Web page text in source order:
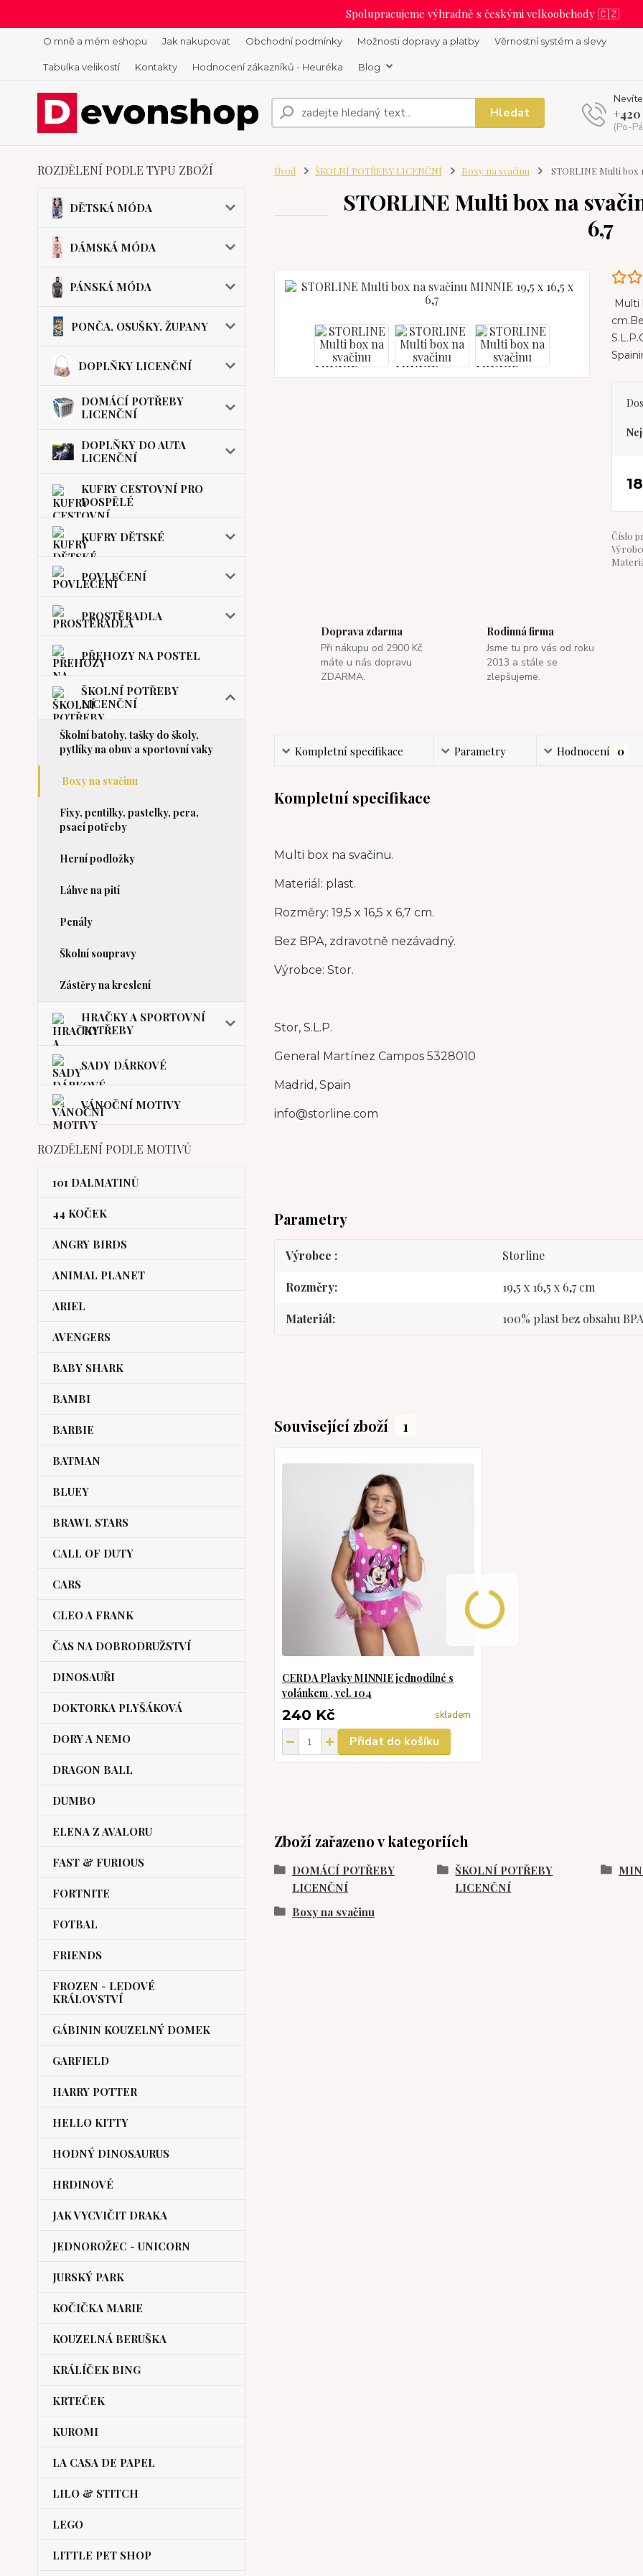
Spolupracujeme výhradně s českými velkoobchody 🇨🇿
O mně a mém eshopu Jak nakupovat Obchodní podmínky Možnosti dopravy a platby Věrnostní systém a slevy
Tabulka velikostí Kontakty Hodnocení zákazníků - Heuréka Blog
Hledat +420
(Po-
ROZDĚLENÍ PODLE TYPU ZBOŽÍ
DĚTSKÁ MÓDA
DÁMSKÁ MÓDA
PÁNSKÁ MÓDA
PONČA, OSUŠKY, ŽUPANY
DOPLŇKY LICENČNÍ
DOMÁCÍ POTŘEBY
LICENČNÍ
DOPLŇKY DO AUTA
LICENČNÍ
KUFRY CESTOVNÍ PRO
DOSPĚLÉ
KUFRY DĚTSKÉ
POVLEČENÍ
PROSTĚRADLA
PŘEHOZY NA POSTEL
ŠKOLNÍ POTŘEBY
LICENČNÍ
Školní batohy, tašky do školy,
pytlíky na obuv a sportovní vaky
Boxy na svačinu
Fixy, pentilky, pastelky, pera,
psací potřeby
Herní podložky
Láhve na pití
Penály
Školní soupravy
Zástěry na kreslení
HRAČKY A SPORTOVNÍ
POTŘEBY
SADY DÁRKOVÉ
VÁNOČNÍ MOTIVY
ROZDĚLENÍ PODLE MOTIVŮ
101 DALMATINŮ
44 KOČEK
ANGRY BIRDS
ANIMAL PLANET
ARIEL
AVENGERS
BABY SHARK
BAMBI
BARBIE
BATMAN
BLUEY
BRAWL STARS
CALL OF DUTY
CARS
CLEO A FRANK
ČAS NA DOBRODRUŽSTVÍ
DINOSAUŘI
DOKTORKA PLYŠÁKOVÁ
DORY A NEMO
DRAGON BALL
DUMBO
ELENA Z AVALORU
FAST & FURIOUS
FORTNITE
FOTBAL
FRIENDS
FROZEN - LEDOVÉ
KRÁLOVSTVÍ
GÁBININ KOUZELNÝ DOMEK
GARFIELD
HARRY POTTER
HELLO KITTY
HODNÝ DINOSAURUS
HRDINOVÉ
JAK VYCVIČIT DRAKA
JEDNOROŽEC - UNICORN
JURSKÝ PARK
KOČIČKA MARIE
KOUZELNÁ BERUŠKA
KRÁLÍČEK BING
KRTEČEK
KUROMI
LA CASA DE PAPEL
LILO & STITCH
LEGO
LITTLE PET SHOP
Úvod ŠKOLNÍ POTŘEBY LICENČNÍ Boxy na svačinu STORLINE Multi box
STORLINE Multi box na
6,7
Multi
Číslo
Doprava zdarma
Při nákupu od 2900 Kč
máte u nás dopravu
ZDARMA.
Rodinná firma
Jsme tu pro vás od roku
2013 a stále se
zlepšujeme.
Kompletní specifikace Parametry Hodnocení 0
Kompletní specifikace
Multi box na svačinu.
Materiál: plast.
Rozměry: 19,5 x 16,5 x 6,7 cm.
Bez BPA, zdravotně nezávadný.
Výrobce: Stor.
Stor, S.L.P.
General Martínez Campos 5328010
Madrid, Spain
info@storline.com
Parametry
Výrobce Storline
Rozměry 19,5 x 16,5 x 6,7 cm
Materiál 100% plast bez obsahu
Související zboží 1
CERDA Plavky MINNIE jednodílné s
volánkem , vel. 104
240 Kč skladem
Přidat do košíku
Zboží zařazeno v kategoriích
DOMÁCÍ POTŘEBY
LICENČNÍ
ŠKOLNÍ POTŘEBY
LICENČNÍ
Boxy na svačinu